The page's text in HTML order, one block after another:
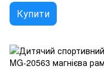
Купити